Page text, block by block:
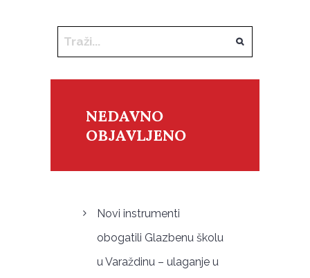
NEDAVNO
OBJAVLJENO
Novi instrumenti
obogatili Glazbenu školu
u Varaždinu – ulaganje u